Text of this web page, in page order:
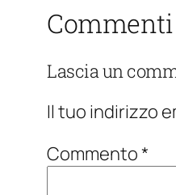
Commenti
Lascia un
Il tuo indirizzo
Commento*